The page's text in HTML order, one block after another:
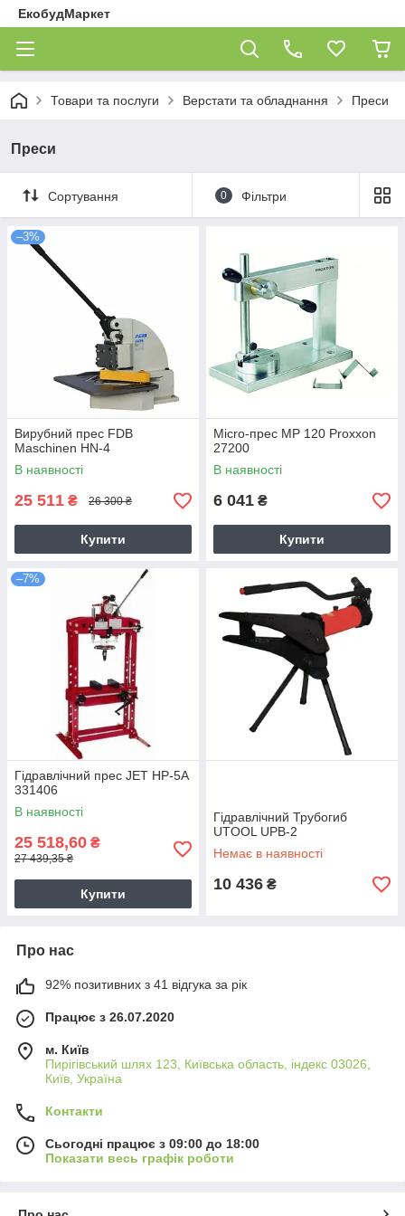
ЕкобудМаркет
Товари та послуги Верстати та обладнання Преси
Преси
Сортування 0 Фільтри
–3%
Вирубний прес FDB
Maschinen HN-4
В наявності
25 511 ₴ 26 300 ₴
Купити
Micro-прес MP 120 Proxxon
27200
В наявності
6 041 ₴
Купити
–7%
Гідравлічний прес JET HP-5A
331406
В наявності
25 518,60 ₴
27 439,35 ₴
Купити
Гідравлічний Трубогиб
UTOOL UPB-2
Немає в наявності
10 436 ₴
Про нас
92% позитивних з 41 відгука за рік
Працює з 26.07.2020
м. Київ
Пирігівський шлях 123, Київська область, індекс 03026,
Київ, Україна
Контакти
Сьогодні працює з 09:00 до 18:00
Показати весь графік роботи